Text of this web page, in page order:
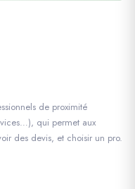
de proximité
qui permet aux
des devis, et choisir un pro.